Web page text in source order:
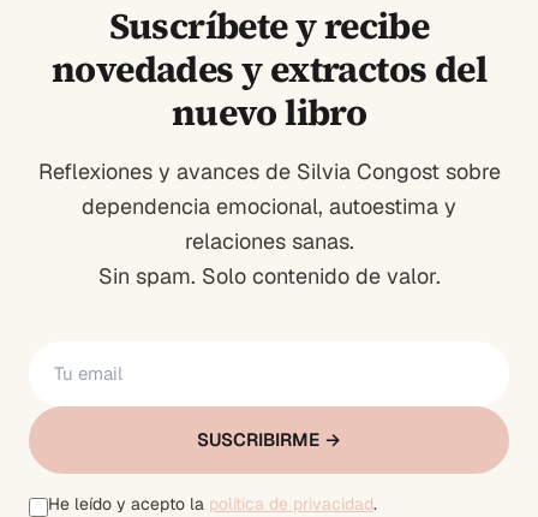
Suscríbete y recibe
novedades y extractos del
nuevo libro
Reflexiones y avances de Silvia Congost sobre
dependencia emocional, autoestima y
relaciones sanas.
Sin spam. Solo contenido de valor.
SUSCRIBIRME →
He leído y acepto la política de privacidad.